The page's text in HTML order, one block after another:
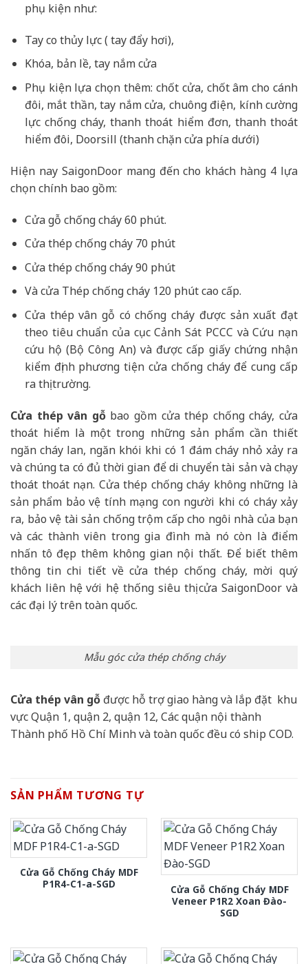
phụ kiện như:
Tay co thủy lực ( tay đẩy hơi),
Khóa, bản lề, tay nắm cửa
Phụ kiện lựa chọn thêm: chốt cửa, chốt âm cho cánh
đôi, mắt thần, tay nắm cửa, chuông điện, kính cường
lực chống cháy, thanh thoát hiểm đơn, thanh thoát
hiểm đôi, Doorsill (thanh chặn cửa phía dưới)
Hiện nay SaigonDoor mang đến cho khách hàng 4 lựa
chọn chính bao gồm:
Cửa gỗ chống cháy 60 phút.
Cửa thép chống cháy 70 phút
Cửa thép chống cháy 90 phút
Và cửa Thép chống cháy 120 phút cao cấp.
Cửa thép vân gỗ có chống cháy được sản xuất đạt
theo tiêu chuẩn của cục Cảnh Sát PCCC và Cứu nạn
cứu hộ (Bộ Công An) và được cấp giấy chứng nhận
kiểm định phương tiện cửa chống cháy để cung cấp
ra thị trường.
Cửa thép vân gỗbao gồm cửa thép chống cháy, cửa
thoát hiểm là một trong những sản phẩm cần thiết
ngăn cháy lan, ngăn khói khi có 1 đám cháy nhỏ xảy ra
và chúng ta có đủ thời gian để di chuyển tài sản và chạy
thoát thoát nạn. Cửa thép chống cháy không những là
sản phẩm bảo vệ tính mạng con người khi có cháy xảy
ra, bảo vệ tài sản chống trộm cấp cho ngôi nhà của bạn
và các thành viên trong gia đình mà nó còn là điểm
nhấn tô đẹp thêm không gian nội thất. Để biết thêm
thông tin chi tiết về cửa thép chống cháy, mời quý
khách liên hệ với hệ thống siêu thị cửa SaigonDoor và
các đại lý trên toàn quốc.
Mẫu góc cửa thép chống cháy
Cửa thép vân gỗ được hỗ trợ giao hàng và lắp đặt khu
vực Quận 1, quận 2, quận 12, Các quận nội thành
Thành phố Hồ Chí Minh và toàn quốc đều có ship COD.
SẢN PHẨM TƯƠNG TỰ
Cửa Gỗ Chống Cháy MDF
P1R4-C1-a-SGD
Cửa Gỗ Chống Cháy MDF
Veneer P1R2 Xoan Đào-
SGD